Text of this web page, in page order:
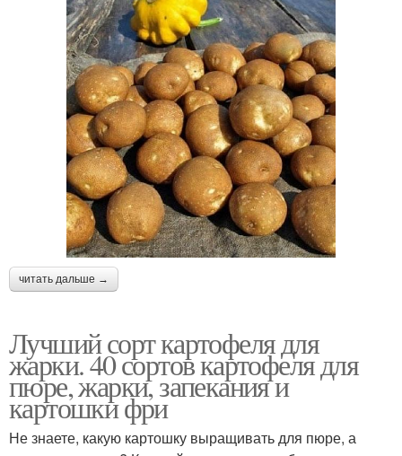
читать дальше →
Лучший сорт картофеля для
жарки. 40 сортов картофеля для
пюре, жарки, запекания и
картошки фри
Не знаете, какую картошку выращивать для пюре, а